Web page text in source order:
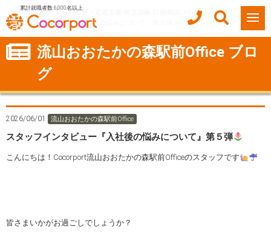
累計就職者数 6,000名以上
ココルポート(就労移行支援・定着支援/自立訓練/計画相談) HOME
スタッフインタビュー『入社後の悩みについて』第５弾
流山おおたかの森駅前Office ブロ
グ
2026/06/01 流山おおたかの森駅前Office
スタッフインタビュー『入社後の悩みについて』第５弾
こんにちは！Cocorport流山おおたかの森駅前Officeのスタッフです
皆さまいかがお過ごしでしょうか？